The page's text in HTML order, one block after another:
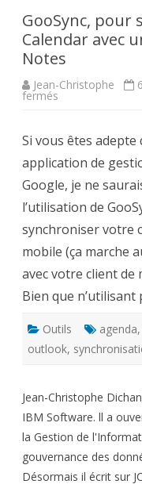
GooSync, pour
Calendar avec
Notes
Jean-Christophe
fermés
Google
Calendar
avec
un
mobile,
Outlook
ou
Notes
Si vous êtes adepte
application de
Google, je ne
l’utilisation de
synchroniser votre
mobile (ça marche
avec votre client de
Bien que n’utilisant
Outils agenda,
outlook,
Jean-Christophe
IBM Software. ll a
la Gestion de
gouvernance des
Désormais il écrit sur